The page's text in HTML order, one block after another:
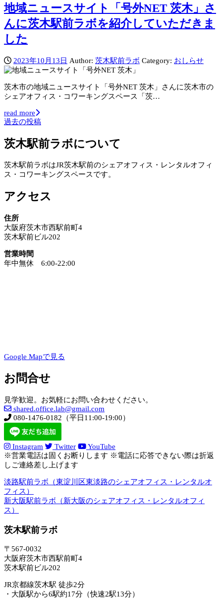
地域ニュースサイト「号外NET 茨木」さ
んに茨木駅前ラボを紹介していただきま
した
2023年10月13日 Author: 茨木駅前ラボ Category: おしらせ
茨木市の地域ニュースサイト「号外NET 茨木」さんに茨木市の
シェアオフィス・コワーキングスペース「茨…
read more
投
稿
ビ
ー
シ
ョ
ン
過去の投稿
茨木駅前ラボについて
茨木駅前ラボはJR茨木駅前のシェアオフィス・レンタルオフィ
ス・コワーキングスペースです。
アクセス
住所
大阪府茨木市西駅前町4
茨木駅前ビル202
営業時間
年中無休 6:00-22:00
Google Mapで見る
お問合せ
見学歓迎。お気軽にお問い合わせください。
shared.office.lab@gmail.com
080-1476-0182（平日11:00-19:00）
Instagram Twitter
YouTube
※営業電話は固くお断りします ※電話に応答できない際は折返
しご連絡差し上げます
淡路駅前ラボ（東淀川区東淡路のシェアオフィス・レンタルオ
フィス）
新大阪駅前ラボ（新大阪のシェアオフィス・レンタルオフィ
ス）
茨木駅前ラボ
〒567-0032
大阪府茨木市西駅前町4
茨木駅前ビル202
JR京都線茨木駅 徒歩2分
・大阪駅から6駅約17分（快速2駅13分）